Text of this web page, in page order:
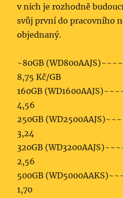
v nich je rozhodně
svůj první do pracovního
objednaný.
~80GB
8,75 Kč/GB
160GB
4,56
250GB
3,24
320GB
2,56
500GB
1,70